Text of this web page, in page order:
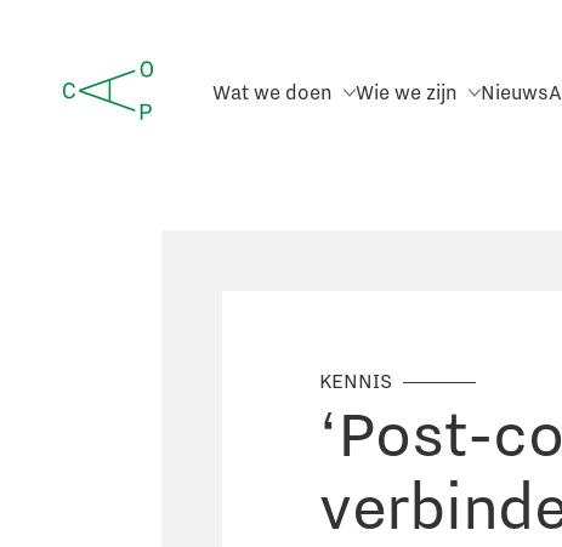
Wat we doen Wie we zijn Nieuws
KENNIS
‘Post-